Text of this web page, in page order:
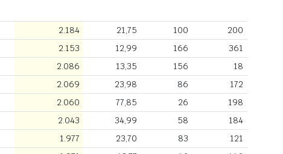
2.184 21,75 100 200
2.153 12,99 166 361
2.086 13,35 156 18
2.069 23,98 86 172
2.060 77,85 26 198
2.043 34,99 58 184
1.977 23,70 83 121